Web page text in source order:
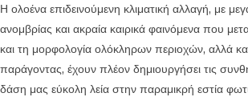
Η ολοένα επιδεινούμενη κλιματική αλλαγή, με
ανομβρίας και ακραία καιρικά φαινόμενα που
και τη μορφολογία ολόκληρων περιοχών, αλλά
παράγοντας, έχουν πλέον δημιουργήσει τις
δάση μας εύκολη λεία στην παραμικρή εστία